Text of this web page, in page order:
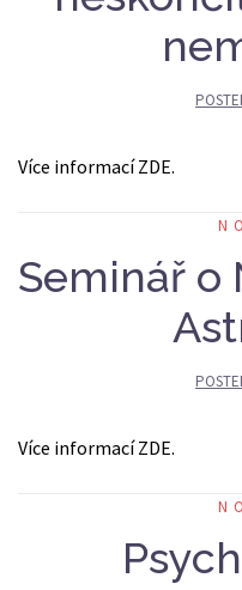
Více informací ZDE.
Seminář o
Více informací ZDE.